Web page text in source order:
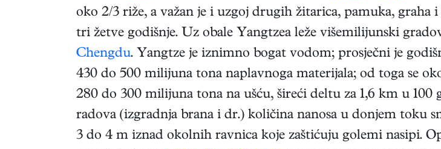
oko 2/3 riže, a važan je i uzgoj drugih žitarica, pamuka,
tri žetve godišnje. Uz obale Yangtzea leže višemilijunski
Chengdu. Yangtze je iznimno bogat vodom; prosječni je
430 do 500 milijuna tona naplavnoga materijala; od toga se
280 do 300 milijuna tona na ušću, šireći deltu za 1,6 km u
radova (izgradnja brana i dr.) količina nanosa u donjem toku
3 do 4 m iznad okolnih ravnica koje zaštićuju golemi nasipi.